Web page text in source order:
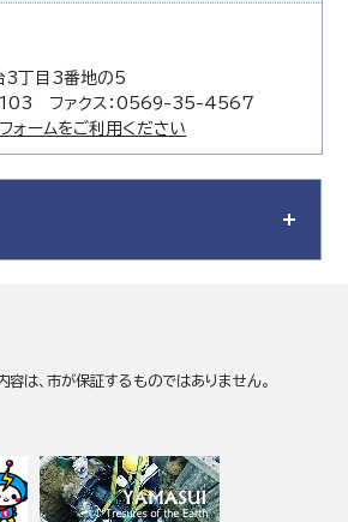
3丁目3番地の5
ファクス：0569-35-4567
ォームをご利用ください
容は、市が保証するものではありません。